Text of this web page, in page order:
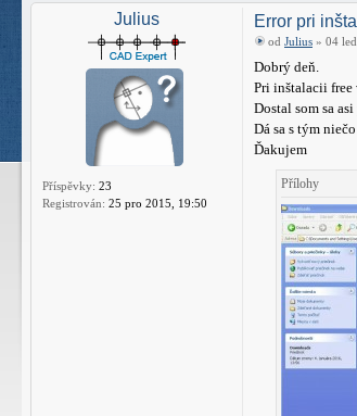
Julius
Příspěvky: 23
Registrován: 25 pro 2015, 19:50
Error pri
od Julius » 04
Dobrý deň.
Pri inštalacii free
Dostal som sa
Dá sa s tým
Ďakujem
Přílohy